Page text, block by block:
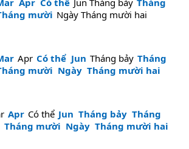
mười Ngày Tháng mười hai
Apr Có thể Jun Tháng bảy Tháng
mười Ngày Tháng mười hai
Apr Có thể Jun Tháng bảy Tháng
Tháng mười Ngày Tháng mười hai